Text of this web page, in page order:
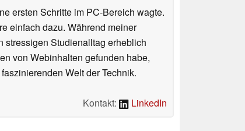
ersten Schritte im PC-Bereich wagte.
einfach dazu. Während meiner
stressigen Studienalltag erheblich
von Webinhalten gefunden habe,
Welt der Technik.
Kontakt:
LinkedIn